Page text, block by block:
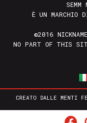
SEMM
È UN MARCHIO
©2016
NO PART OF THIS
CREATO DALLE MENTI